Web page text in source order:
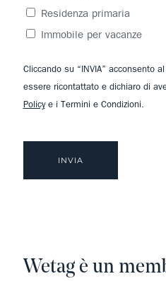
Residenza primaria
Immobile per vacanze
Cliccando su “INVIA” acconsento
essere ricontattato e dichiaro di
Policye i Termini e Condizioni.
Wetag è un